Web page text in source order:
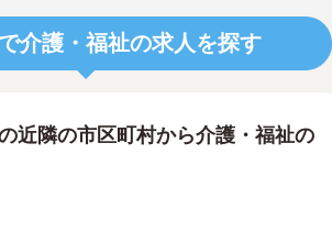
介護・福祉の求人を探す
近隣の市区町村から介護・福祉の